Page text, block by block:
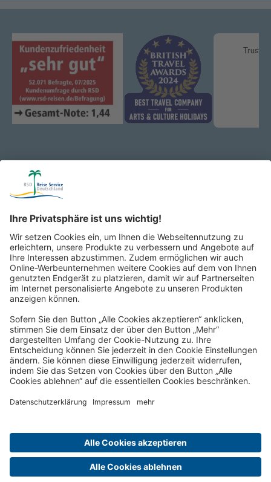
Katalog & Reisepost:
Wir schicken Ihnen zukünftig unsere schönsten Reisen gerne
per Post nach Hause!
Jetzt anfordern!
Reisepost per E-Mail-Newsletter:
Wir schicken Ihnen zukünftig unsere schönsten Reisen gerne
per E-Mail!
Jetzt anmelden!
Datenschutz und Cookie-Richtlinie
Cookie-Einstellungen
Reiseversicherung
Barrierefreiheit
Ich zahle meine Reise
Jobs